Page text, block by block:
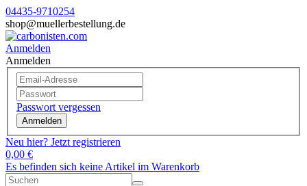
04435-9710254
shop@muellerbestellung.de
Anmelden
Anmelden
Passwort vergessen
Anmelden
Neu hier? Jetzt registrieren
0,00 €
Es befinden sich keine Artikel im Warenkorb